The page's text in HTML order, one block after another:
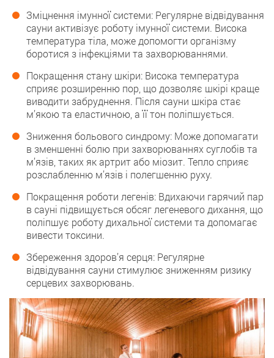
Зміцнення імунної системи: Регулярне відвідування
сауни активізує роботу імунної системи. Висока
температура тіла, може допомогти організму
боротися з інфекціями та захворюваннями.
Покращення стану шкіри: Висока температура
сприяє розширенню пор, що дозволяє шкірі краще
виводити забруднення. Після сауни шкіра стає
м’якою та еластичною, а її тон поліпшується.
Зниження больового синдрому: Може допомагати
в зменшенні болю при захворюваннях суглобів та
м’язів, таких як артрит або міозит. Тепло сприяє
розслабленню м’язів і полегшенню руху.
Покращення роботи легенів: Вдихаючи гарячий пар
в сауні підвищується обсяг легеневого дихання, що
поліпшує роботу дихальної системи та допомагає
вивести токсини.
Збереження здоров’я серця: Регулярне
відвідування сауни стимулює зниженням ризику
серцевих захворювань.